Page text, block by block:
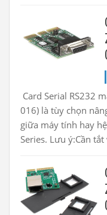
Card Serial RS232
016) là tùy chọn
giữa máy tính hay
Series. Lưu ý:Cần tắt